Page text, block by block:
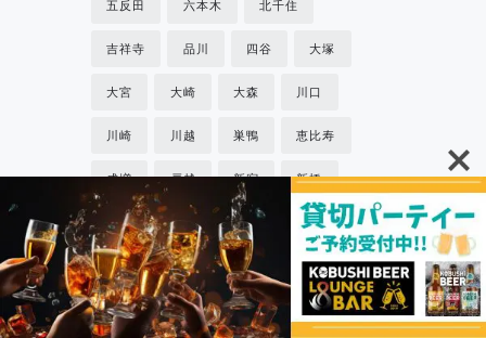
五反田 六本木 北千住
吉祥寺 品川 四谷 大塚
大宮 大崎 大森 川口
川崎 川越 巣鴨 恵比寿
成増 戸越 新宿 新橋
日比谷 松陰神社
桜木町 横浜 池袋 浅草
浦和 渋谷 目黒 秋葉原